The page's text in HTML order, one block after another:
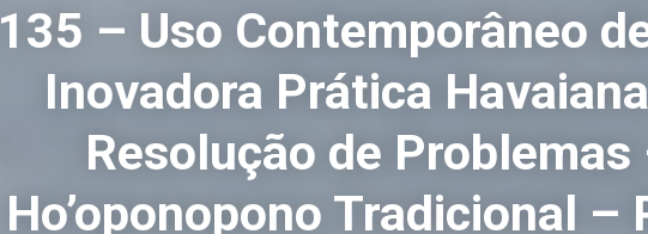
135 – Uso Contemporâneo
Inovadora Prática
Resolução de Problemas
Ho’oponopono Tradicional –